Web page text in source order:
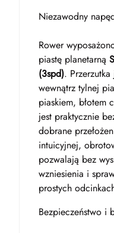
Niezawodny
Rower
piastę planetarną
(3spd). Przerzutka
wewnątrz tylnej
piaskiem, błotem
jest praktycznie
dobrane
intuicyjnej,
pozwalają bez
wzniesienia i
prostych
Bezpieczeństwo i